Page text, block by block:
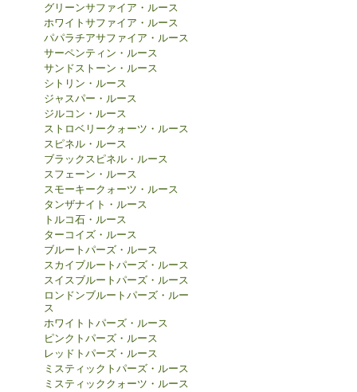
グリーンサファイア・ルース
ホワイトサファイア・ルース
パパラチアサファイア・ルース
サーペンティン・ルース
サンドストーン・ルース
シトリン・ルース
ジャスパー・ルース
ジルコン・ルース
ストロベリークォーツ・ルース
スピネル・ルース
ブラックスピネル・ルース
スフェーン・ルース
スモーキークォーツ・ルース
タンザナイト・ルース
トルコ石・ルース
ターコイズ・ルース
ブルートパーズ・ルース
スカイブルートパーズ・ルース
スイスブルートパーズ・ルース
ロンドンブルートパーズ・ルー
ス
ホワイトトパーズ・ルース
ピンクトパーズ・ルース
レッドトパーズ・ルース
ミスティックトパーズ・ルース
ミスティッククォーツ・ルース